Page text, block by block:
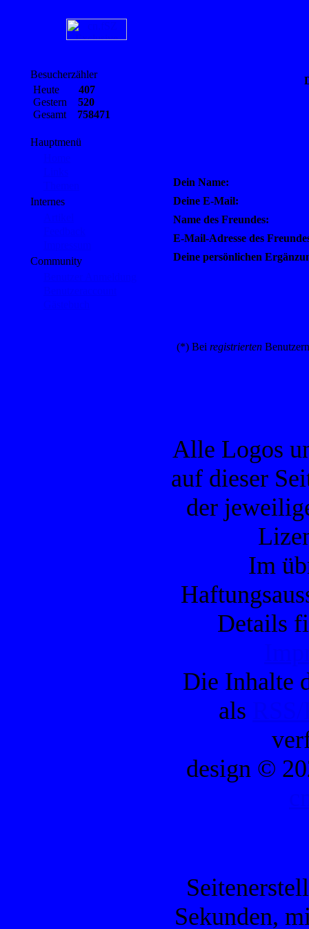
Besucherzähler
Heute 407
Gestern 520
Gesamt 758471
Hauptmenü
Internes
Community
Dein Name:
Deine E-Mail:
Name des Freundes:
E-Mail-Adresse des
Deine persönlichen
(*) Bei registriertenBenutzern
Alle Logos
auf dieser
der
Im
Details
Die Inhalte
als
design ©
Sekunden,